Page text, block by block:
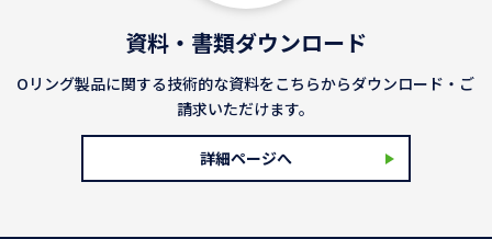
資料・書類ダウンロード
Oリング製品に関する技術的な資料をこちらからダウンロード・ご
請求いただけます。
詳細ページへ